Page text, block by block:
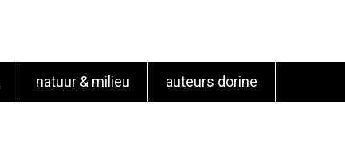
natuur & milieu auteurs dorine